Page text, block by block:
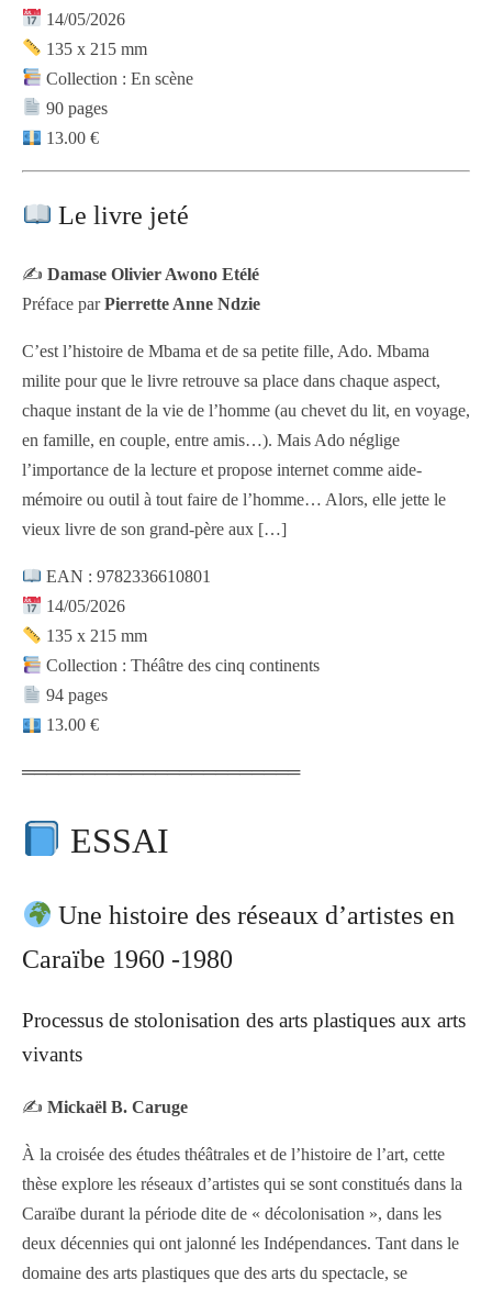
14/05/2026
135 x 215 mm
Collection : En scène
90 pages
13.00 €
Le livre jeté
✍️ Damase Olivier Awono Etélé
Préface parPierrette Anne Ndzie
C’est l’histoire de Mbama et de sa petite fille, Ado. Mbama
milite pour que le livre retrouve sa place dans chaque aspect,
chaque instant de la vie de l’homme (au chevet du lit, en voyage,
en famille, en couple, entre amis…). Mais Ado néglige
l’importance de la lecture et propose internet comme aide-
mémoire ou outil à tout faire de l’homme… Alors, elle jette le
vieux livre de son grand-père aux […]
EAN : 9782336610801
14/05/2026
135 x 215 mm
Collection : Théâtre des cinq continents
94 pages
13.00 €
═══════════════════════
ESSAI
Une histoire des réseaux d’artistes en
Caraïbe 1960 -1980
Processus de stolonisation des arts plastiques aux arts
vivants
✍️ Mickaël B. Caruge
À la croisée des études théâtrales et de l’histoire de l’art, cette
thèse explore les réseaux d’artistes qui se sont constitués dans la
Caraïbe durant la période dite de « décolonisation », dans les
deux décennies qui ont jalonné les Indépendances. Tant dans le
domaine des arts plastiques que des arts du spectacle, se